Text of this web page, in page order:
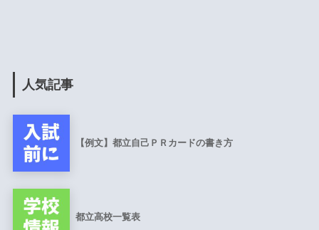
人気記事
【例文】都立自己ＰＲカードの書き方
都立高校一覧表